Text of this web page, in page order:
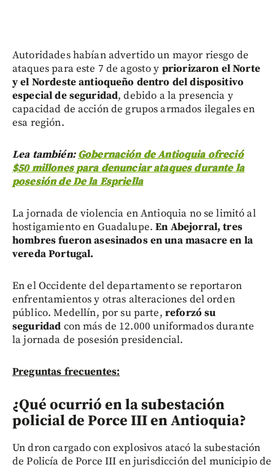
Autoridades habían advertido un mayor riesgo de
ataques para este 7 de agosto y priorizaron el Norte
y el Nordeste antioqueño dentro del dispositivo
especial de seguridad, debido a la presencia y
capacidad de acción de grupos armados ilegales en
esa región.
Lea también:Gobernación de Antioquia ofreció
$50 millones para denunciar ataques durante la
posesión de De la Espriella
La jornada de violencia en Antioquia no se limitó al
hostigamiento en Guadalupe.En Abejorral, tres
hombres fueron asesinados en una masacre en la
vereda Portugal.
En el Occidente del departamento se reportaron
enfrentamientos y otras alteraciones del orden
público. Medellín, por su parte, reforzó su
seguridad con más de 12.000 uniformados durante
la jornada de posesión presidencial.
Preguntas frecuentes:
¿Qué ocurrió en la subestación
policial de Porce III en Antioquia?
Un dron cargado con explosivos atacó la subestación
de Policía de Porce III en jurisdicción del municipio de